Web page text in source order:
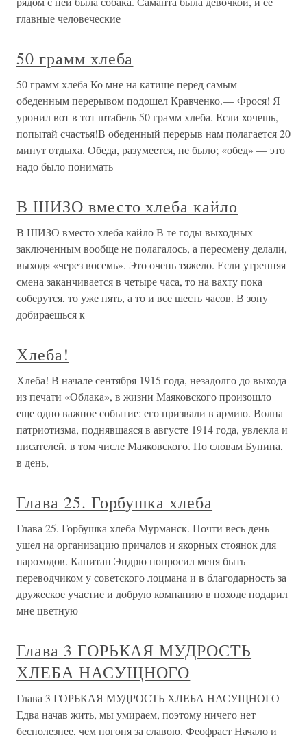
главные человеческие
50 грамм хлеба
50 грамм хлеба Ко мне на катище перед самым
обеденным перерывом подошел Кравченко.— Фрося! Я
уронил вот в тот штабель 50 грамм хлеба. Если хочешь,
попытай счастья!В обеденный перерыв нам полагается 20
минут отдыха. Обеда, разумеется, не было; «обед» — это
надо было понимать
В ШИЗО вместо хлеба кайло
В ШИЗО вместо хлеба кайло В те годы выходных
заключенным вообще не полагалось, а пересмену делали,
выходя «через восемь». Это очень тяжело. Если утренняя
смена заканчивается в четыре часа, то на вахту пока
соберутся, то уже пять, а то и все шесть часов. В зону
добираешься к
Хлеба!
Хлеба! В начале сентября 1915 года, незадолго до выхода
из печати «Облака», в жизни Маяковского произошло
еще одно важное событие: его призвали в армию. Волна
патриотизма, поднявшаяся в августе 1914 года, увлекла и
писателей, в том числе Маяковского. По словам Бунина,
в день,
Глава 25. Горбушка хлеба
Глава 25. Горбушка хлеба Мурманск. Почти весь день
ушел на организацию причалов и якорных стоянок для
пароходов. Капитан Эндрю попросил меня быть
переводчиком у советского лоцмана и в благодарность за
дружеское участие и добрую компанию в походе подарил
мне цветную
Глава 3 ГОРЬКАЯ МУДРОСТЬ
ХЛЕБА НАСУЩНОГО
Глава 3 ГОРЬКАЯ МУДРОСТЬ ХЛЕБА НАСУЩНОГО
Едва начав жить, мы умираем, поэтому ничего нет
бесполезнее, чем погоня за славою. Феофраст Начало и